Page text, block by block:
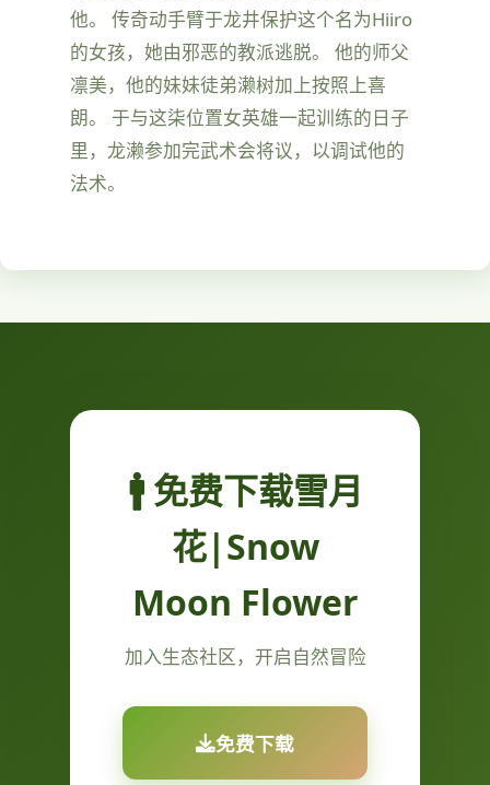
他。 传奇动手臂于龙井保护这个名为Hiiro
的女孩，她由邪恶的教派逃脱。 他的师父
凛美，他的妹妹徒弟濑树加上按照上喜
朗。 于与这柒位置女英雄一起训练的日子
里，龙濑参加完武术会将议，以调试他的
法术。
🚹 免费下载雪月
花|Snow
Moon Flower
加入生态社区，开启自然冒险
免费下载